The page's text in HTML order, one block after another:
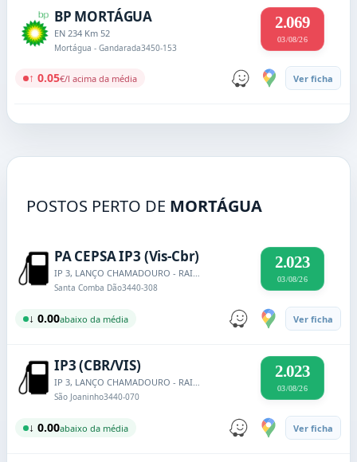
BP MORTÁGUA
EN 234 Km 52
Mortágua - Gandarada3450-153
2.069
03/08/26
↑ 0.05€/l acima da média Ver ficha
POSTOS PERTO DE MORTÁGUA
PA CEPSA IP3 (Vis-Cbr)
IP 3, LANÇO CHAMADOURO - RAIVA (ANTIGA EN2), KM 222,100
Santa Comba Dão3440-308
2.023
03/08/26
↓ 0.00abaixo da média Ver ficha
IP3 (CBR/VIS)
IP 3, LANÇO CHAMADOURO - RAIVA (ANTIGA EN2), KM 222,100
São Joaninho3440-070
2.023
03/08/26
↓ 0.00abaixo da média Ver ficha